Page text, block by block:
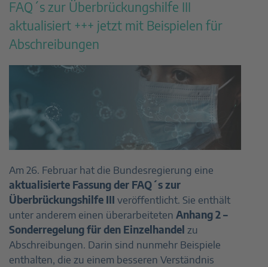
FAQ´s zur Überbrückungshilfe III
aktualisiert +++ jetzt mit Beispielen für
Abschreibungen
Am 26. Februar hat die Bundesregierung eine
aktualisierte Fassung der FAQ´s zur
Überbrückungshilfe III veröffentlicht. Sie enthält
unter anderem einen überarbeiteten Anhang 2 –
Sonderregelung für den Einzelhandel zu
Abschreibungen. Darin sind nunmehr Beispiele
enthalten, die zu einem besseren Verständnis